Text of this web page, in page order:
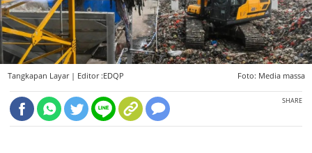
Tangkapan Layar | Editor :EDQP Foto: Media massa
SHARE